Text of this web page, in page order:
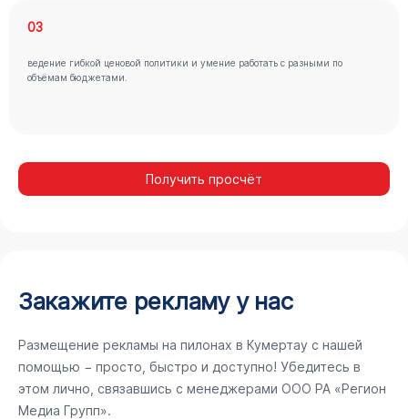
03
ведение гибкой ценовой политики и умение работать с разными по
объёмам бюджетами.
Получить просчёт
Закажите рекламу у нас
Размещение рекламы на пилонах в Кумертау с нашей
помощью − просто, быстро и доступно! Убедитесь в
этом лично, связавшись с менеджерами ООО РА «Регион
Медиа Групп».